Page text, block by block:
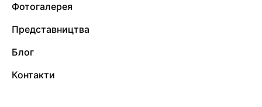
Фотогалерея
Представництва
Блог
Контакти